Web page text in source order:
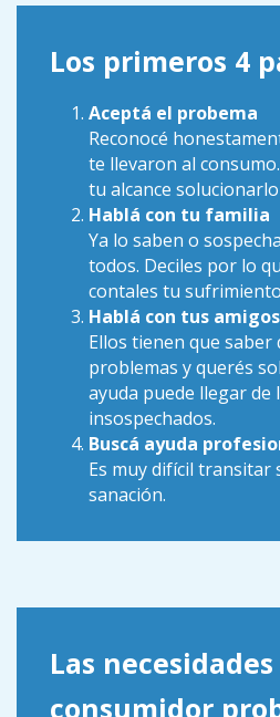
Los primeros 4
Aceptá el probema
Reconocé
te llevaron al
tu alcance
Hablá con tu familia
Ya lo saben o
todos. Deciles por lo
contales tu
Hablá con tus amigos
Ellos tienen que saber
problemas y querés
ayuda puede llegar de
insospechados.
Buscá ayuda
Es muy difícil transitar
sanación.
Las
consumidor